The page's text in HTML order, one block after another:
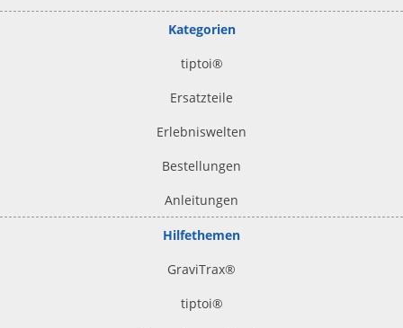
Kategorien
tiptoi®
Ersatzteile
Erlebniswelten
Bestellungen
Anleitungen
Hilfethemen
GraviTrax®
tiptoi®